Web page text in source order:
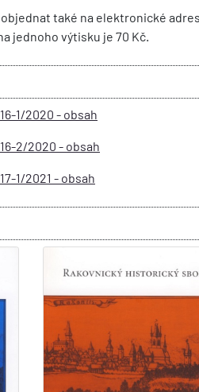
také na elektronické
jednoho výtisku je 70 Kč.
1/2020 - obsah
2/2020 - obsah
1/2021 - obsah